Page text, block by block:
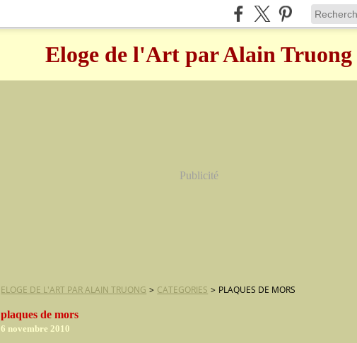
Eloge de l'Art par Alain Truong
Publicité
ELOGE DE L'ART PAR ALAIN TRUONG > CATEGORIES > PLAQUES DE MORS
plaques de mors
6 novembre 2010